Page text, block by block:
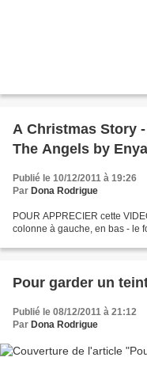
A Christmas Story
The Angels by Enya
Publié le 10/12/2011 à 19:26
Par Dona Rodrigue
POUR APPRECIER cette
colonne à gauche, en bas - le
Pour garder un
Publié le 08/12/2011 à 21:12
Par Dona Rodrigue